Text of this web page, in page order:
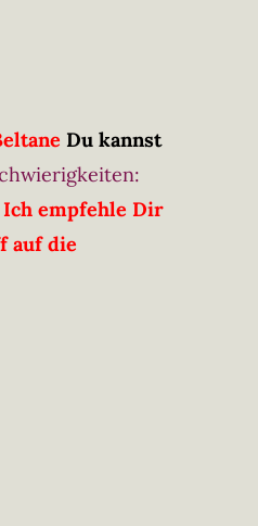
Du kannst
Ich empfehle Dir
auf die